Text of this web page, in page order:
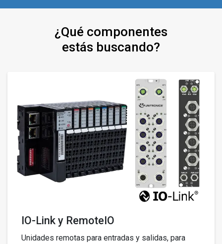
¿Qué componentes
estás buscando?
IO-Link y RemoteIO
Unidades remotas para entradas y salidas, para